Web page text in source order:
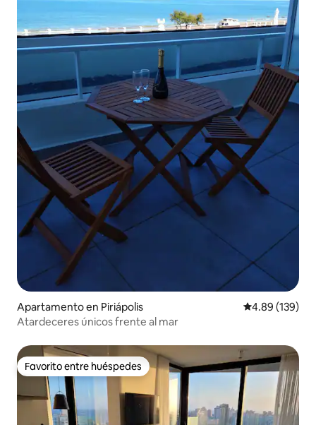
Apartamento en Piriápolis Calificación
4.89 (139)
Atardeceres únicos frente al mar
Favorito entre huéspedes
Favorito entre huéspedes